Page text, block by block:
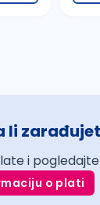
li
i
o plati